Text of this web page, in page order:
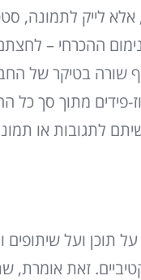
אלא לייק לתמונה,
ההכרחי –
שורה בטיקר של
פידים מתוך סך כל
לתגובות או
תוכן ועל
זאת